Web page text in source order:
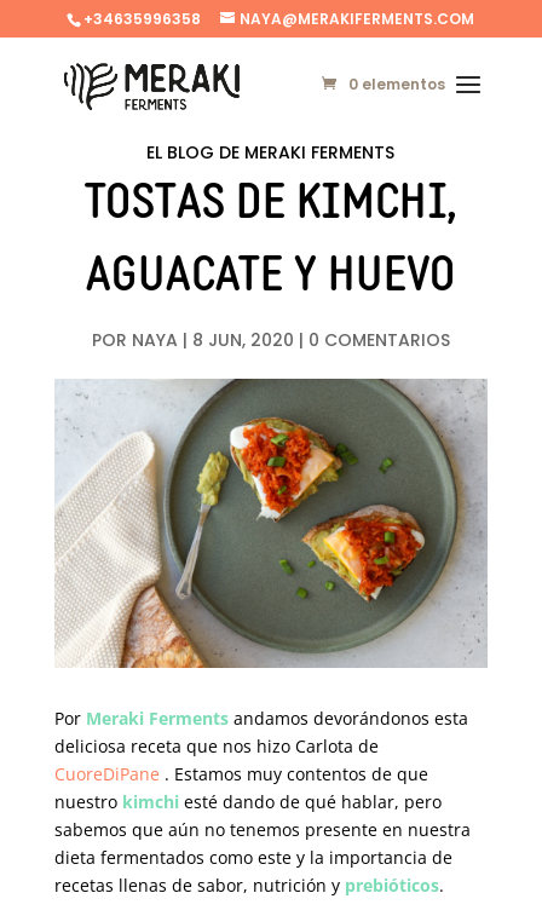
+34635996358 NAYA@MERAKIFERMENTS.COM
0 elementos
EL BLOG DE MERAKI FERMENTS
TOSTAS DE KIMCHI,
AGUACATE Y HUEVO
POR NAYA | 8 JUN, 2020 | 0 COMENTARIOS
Por Meraki Fermentsandamos devorándonos esta
deliciosa receta que nos hizo Carlota de
CuoreDiPane . Estamos muy contentos de que
nuestro kimchi esté dando de qué hablar, pero
sabemos que aún no tenemos presente en nuestra
dieta fermentados como este y la importancia de
recetas llenas de sabor, nutrición y prebióticos.